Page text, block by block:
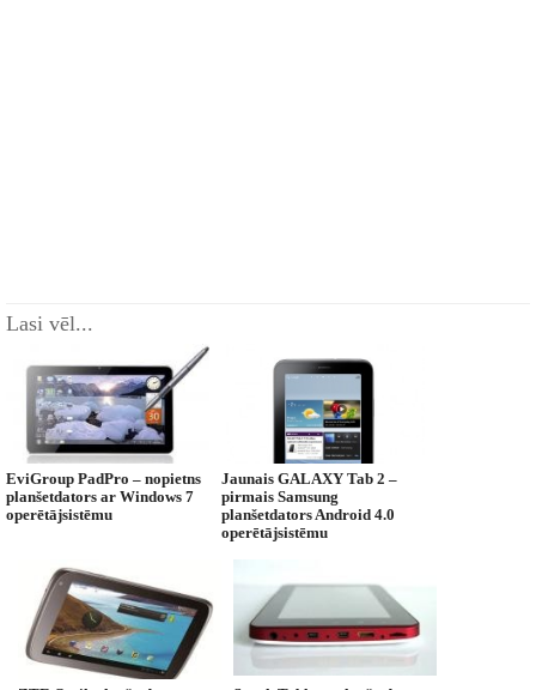
Lasi vēl...
EviGroup PadPro – nopietns
planšetdators ar Windows 7
operētājsistēmu
Jaunais GALAXY Tab 2 –
pirmais Samsung
planšetdators Android 4.0
operētājsistēmu